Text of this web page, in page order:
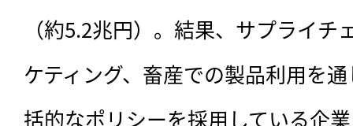
（約5.2兆円）。結果、サプライ
ケティング、畜産での製品利用を
括的なポリシーを採用している企